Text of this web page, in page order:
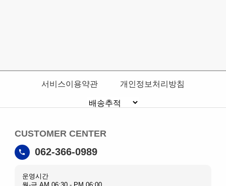
서비스이용약관 개인정보처리방침
CUSTOMER CENTER
062-366-0989
운영시간